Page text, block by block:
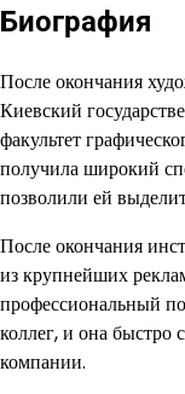
Биография
После окончания
Киевский
факультет
получила широкий
позволили ей
После окончания
из крупнейших
профессиональный
коллег, и она быстро
компании.